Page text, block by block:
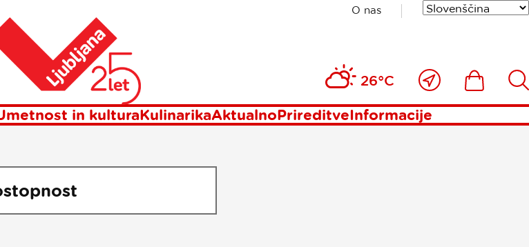
O nas
26°C
Blizu
mene
Ikona Išči
in kulturaKulinarikaAktualnoPrireditveInformacije
interesa